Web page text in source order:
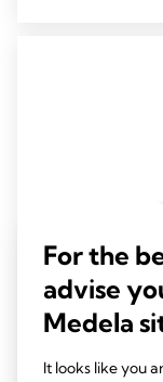
For the
advise
Medela
It looks like you